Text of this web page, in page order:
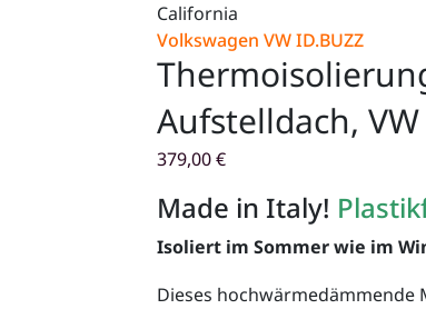
California
Volkswagen VW ID.BUZZ
Aufstelldach,
379,00€
Made in Italy!
Isoliert im Sommer wie im
Dieses hochwärmedämmende